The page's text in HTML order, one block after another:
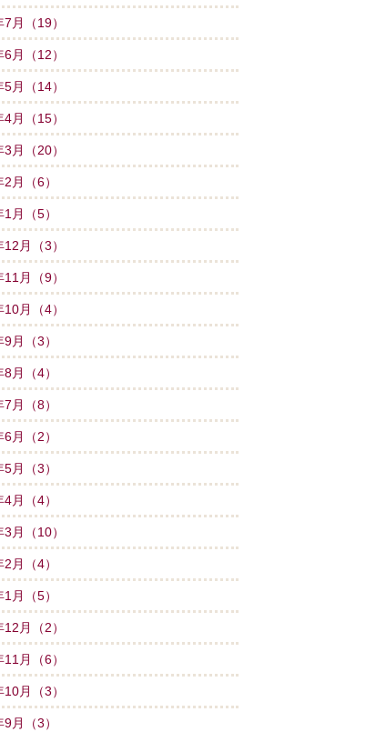
月（19）
月（12）
月（14）
月（15）
月（20）
月（6）
月（5）
月（3）
月（9）
月（4）
月（3）
月（4）
月（8）
月（2）
月（3）
月（4）
月（10）
月（4）
月（5）
月（2）
月（6）
月（3）
月（3）